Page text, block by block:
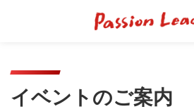
イベントのご案内